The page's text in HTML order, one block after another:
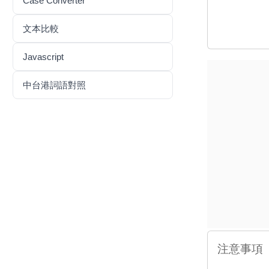
文本比較
Javascript
中台港詞語對照
注意事項